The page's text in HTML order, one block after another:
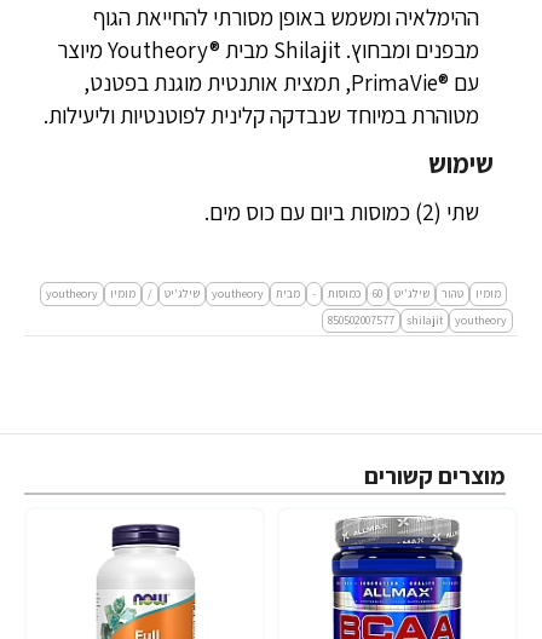
ההימלאיה ומשמש באופן מסורתי להחייאת הגוף
מבפנים ומבחוץ. Shilajit מבית Youtheory®‎ מיוצר
עם PrimaVie®‎, תמצית אותנטית מוגנת בפטנט,
מטוהרת במיוחד שנבדקה קלינית לפוטנטיות וליעילות.
שימוש
שתי (2) כמוסות ביום עם כוס מים.
מומיו טהור שילג'יט 60 כמוסות - מבית youtheory שילג'יט / מומיו
youtheory
youtheory
shilajit
850502007577
מוצרים קשורים